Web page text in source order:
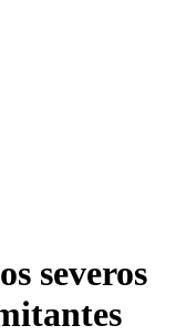
severos